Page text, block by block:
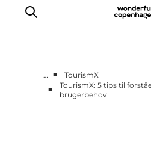
Vi arbejder for
… ■
TourismX
■
TourismX: 5 tips til
brugerbehov